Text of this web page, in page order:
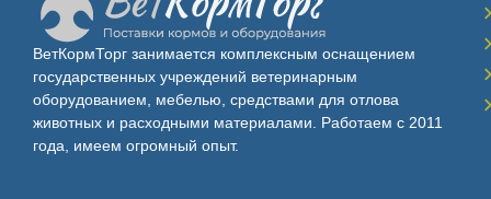
ВетКормТорг занимается комплексным оснащением
государственных учреждений ветеринарным
оборудованием, мебелью, средствами для отлова
животных и расходными материалами. Работаем с 2011
года, имеем огромный опыт.